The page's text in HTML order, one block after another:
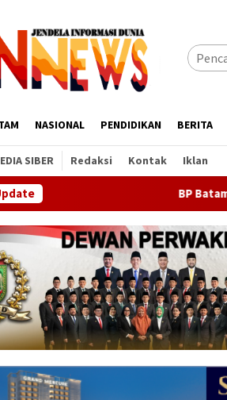
NASIONAL PENDIDIKAN BERITA
SIBER Redaksi Kontak Iklan
BP Batam dan McDermott